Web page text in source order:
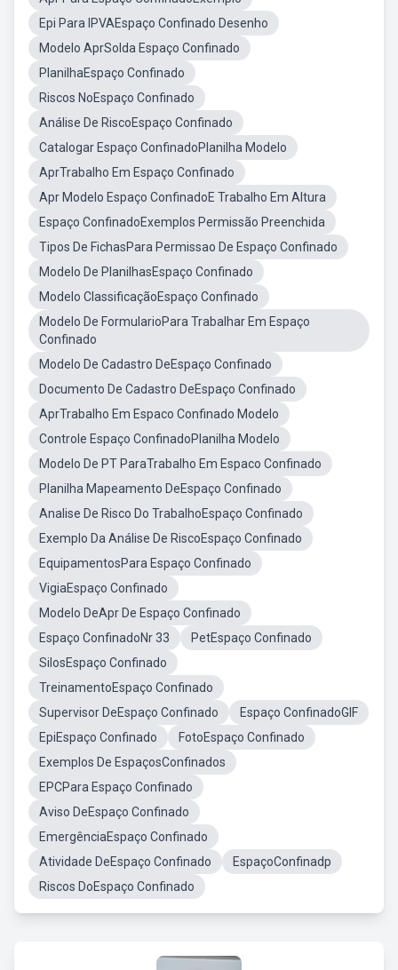
Epi Para IPVAEspaço Confinado Desenho
Modelo AprSolda Espaço Confinado
PlanilhaEspaço Confinado
Riscos NoEspaço Confinado
Análise De RiscoEspaço Confinado
Catalogar Espaço ConfinadoPlanilha Modelo
AprTrabalho Em Espaço Confinado
Apr Modelo Espaço ConfinadoE Trabalho Em Altura
Espaço ConfinadoExemplos Permissão Preenchida
Tipos De FichasPara Permissao De Espaço Confinado
Modelo De PlanilhasEspaço Confinado
Modelo ClassificaçãoEspaço Confinado
Modelo De FormularioPara Trabalhar Em Espaço
Confinado
Modelo De Cadastro DeEspaço Confinado
Documento De Cadastro DeEspaço Confinado
AprTrabalho Em Espaco Confinado Modelo
Controle Espaço ConfinadoPlanilha Modelo
Modelo De PT ParaTrabalho Em Espaco Confinado
Planilha Mapeamento DeEspaço Confinado
Analise De Risco Do TrabalhoEspaço Confinado
Exemplo Da Análise De RiscoEspaço Confinado
EquipamentosPara Espaço Confinado
VigiaEspaço Confinado
Modelo DeApr De Espaço Confinado
Espaço ConfinadoNr 33
PetEspaço Confinado
SilosEspaço Confinado
TreinamentoEspaço Confinado
Supervisor DeEspaço Confinado
Espaço ConfinadoGIF
EpiEspaço Confinado
FotoEspaço Confinado
Exemplos De EspaçosConfinados
EPCPara Espaço Confinado
Aviso DeEspaço Confinado
EmergênciaEspaço Confinado
Atividade DeEspaço Confinado
EspaçoConfinadp
Riscos DoEspaço Confinado